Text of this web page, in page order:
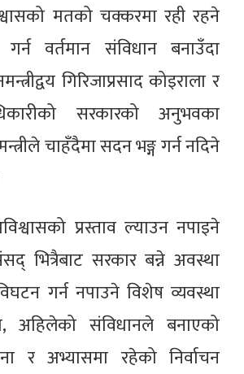
मतको चक्करमा रही रहने
वर्तमान संविधान बनाउँदा
गिरिजाप्रसाद कोइराला र
सरकारको अनुभवका
चाहँदैमा सदन भङ्ग गर्न नदिने
प्रस्ताव ल्याउन नपाइने
भित्रैबाट सरकार बन्ने अवस्था
गर्न नपाउने विशेष व्यवस्था
अहिलेको संविधानले बनाएको
र अभ्यासमा रहेको निर्वाचन